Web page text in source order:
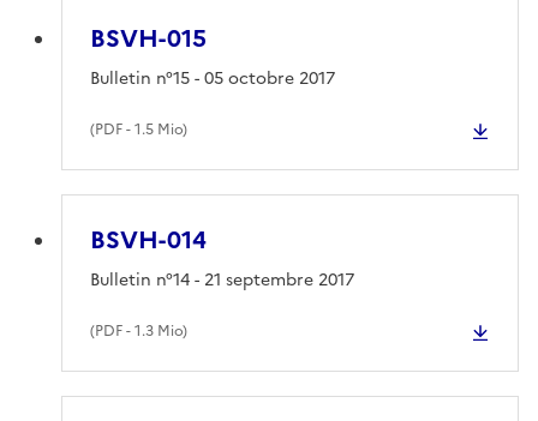
BSVH-015
(PDF- 1.5 Mio)
Bulletin n°15 - 05 octobre 2017
BSVH-014
(PDF- 1.3 Mio)
Bulletin n°14 - 21 septembre 2017